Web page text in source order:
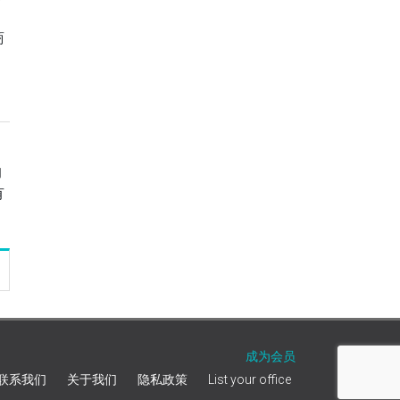
成为会员
系我们
关于我们 隐私政策 List your office